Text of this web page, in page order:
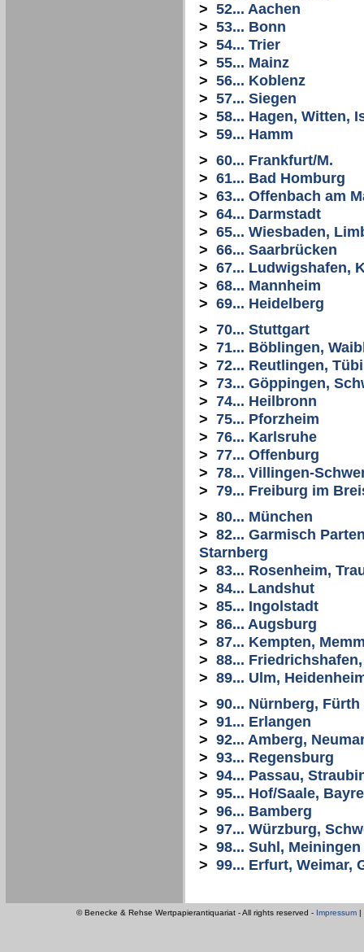
> 52... Aachen
> 53... Bonn
> 54... Trier
> 55... Mainz
> 56... Koblenz
> 57... Siegen
> 58... Hagen, Witten,
> 59... Hamm
> 60... Frankfurt/M.
> 61... Bad Homburg
> 63... Offenbach am
> 64... Darmstadt
> 65... Wiesbaden,
> 66... Saarbrücken
> 67... Ludwigshafen,
> 68... Mannheim
> 69... Heidelberg
> 70... Stuttgart
> 71... Böblingen,
> 72... Reutlingen,
> 73... Göppingen,
> 74... Heilbronn
> 75... Pforzheim
> 76... Karlsruhe
> 77... Offenburg
> 78... Villingen-
> 79... Freiburg im
> 80... München
> 82... Garmisch
Starnberg
> 83... Rosenheim,
> 84... Landshut
> 85... Ingolstadt
> 86... Augsburg
> 87... Kempten,
> 88...
> 89... Ulm,
> 90... Nürnberg, Fürth
> 91... Erlangen
> 92... Amberg,
> 93... Regensburg
> 94... Passau,
> 95... Hof/Saale,
> 96... Bamberg
> 97... Würzburg,
> 98... Suhl, Meiningen
> 99... Erfurt, Weimar,
© Benecke & Rehse Wertpapierantiquariat - All rights reserved - Impressum |